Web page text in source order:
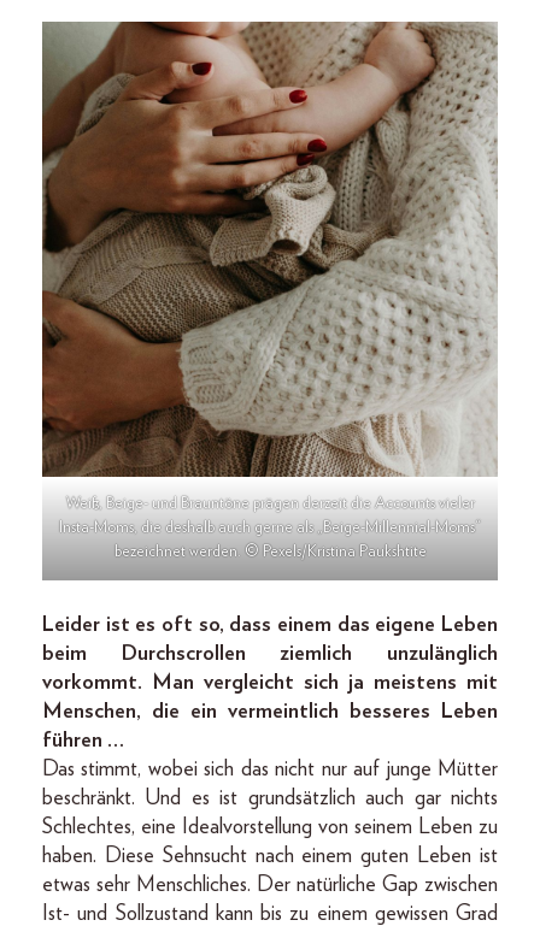
Weiß, Beige- und Brauntöne prägen derzeit die Accounts vieler
Insta-Moms, die deshalb auch gerne als „Beige-Millennial-Moms“
bezeichnet werden. © Pexels/Kristina Paukshtite
Leider ist es oft so, dass einem das eigene Leben
beim Durchscrollen ziemlich unzulänglich
vorkommt. Man vergleicht sich ja meistens mit
Menschen, die ein vermeintlich besseres Leben
führen …
Das stimmt, wobei sich das nicht nur auf junge Mütter
beschränkt. Und es ist grundsätzlich auch gar nichts
Schlechtes, eine Idealvorstellung von seinem Leben zu
haben. Diese Sehnsucht nach einem guten Leben ist
etwas sehr Menschliches. Der natürliche Gap zwischen
Ist- und Sollzustand kann bis zu einem gewissen Grad